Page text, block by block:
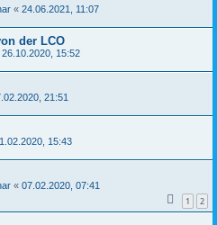
« 24.06.2021, 11:07
der LCO
26.10.2020, 15:52
21:51
15:43
« 07.02.2020, 07:41
1 2